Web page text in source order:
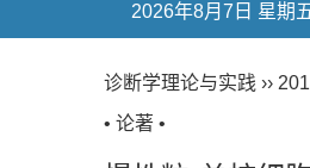
2026年8月7日 星期
诊断学理论与实践 ››
• 论著 •